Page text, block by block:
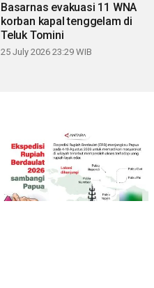
Basarnas evakuasi 11 WNA
korban kapal tenggelam di
Teluk Tomini
25 July 2026 23:29 WIB